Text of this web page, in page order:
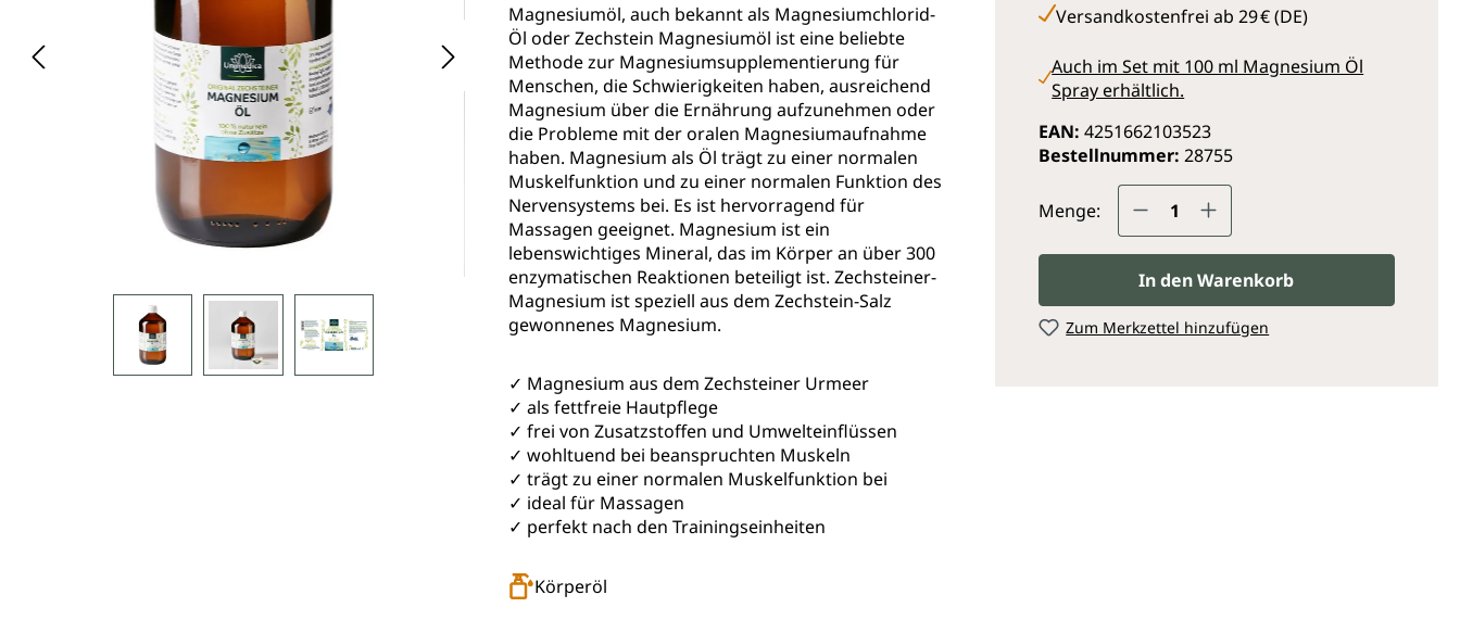
Magnesiumöl, auch bekannt als Magnesiumchlorid-
Öl oder Zechstein Magnesiumöl ist eine beliebte
Methode zur Magnesiumsupplementierung für
Menschen, die Schwierigkeiten haben, ausreichend
Magnesium über die Ernährung aufzunehmen oder
die Probleme mit der oralen Magnesiumaufnahme
haben. Magnesium als Öl trägt zu einer normalen
Muskelfunktion und zu einer normalen Funktion des
Nervensystems bei. Es ist hervorragend für
Massagen geeignet. Magnesium ist ein
lebenswichtiges Mineral, das im Körper an über 300
enzymatischen Reaktionen beteiligt ist. Zechsteiner-
Magnesium ist speziell aus dem Zechstein-Salz
gewonnenes Magnesium.
✓ Magnesium aus dem Zechsteiner Urmeer
✓ als fettfreie Hautpflege
✓ frei von Zusatzstoffen und Umwelteinflüssen
✓ wohltuend bei beanspruchten Muskeln
✓ trägt zu einer normalen Muskelfunktion bei
✓ ideal für Massagen
✓ perfekt nach den Trainingseinheiten
Körperöl
Versandkostenfrei ab 29 € (DE)
Auch im Set mit 100 ml Magnesium Öl
Spray erhältlich.
EAN: 4251662103523
Bestellnummer: 28755
Menge: Produkt Anzahl: Gib den
In den Warenkorb
Zum Merkzettel hinzufügen